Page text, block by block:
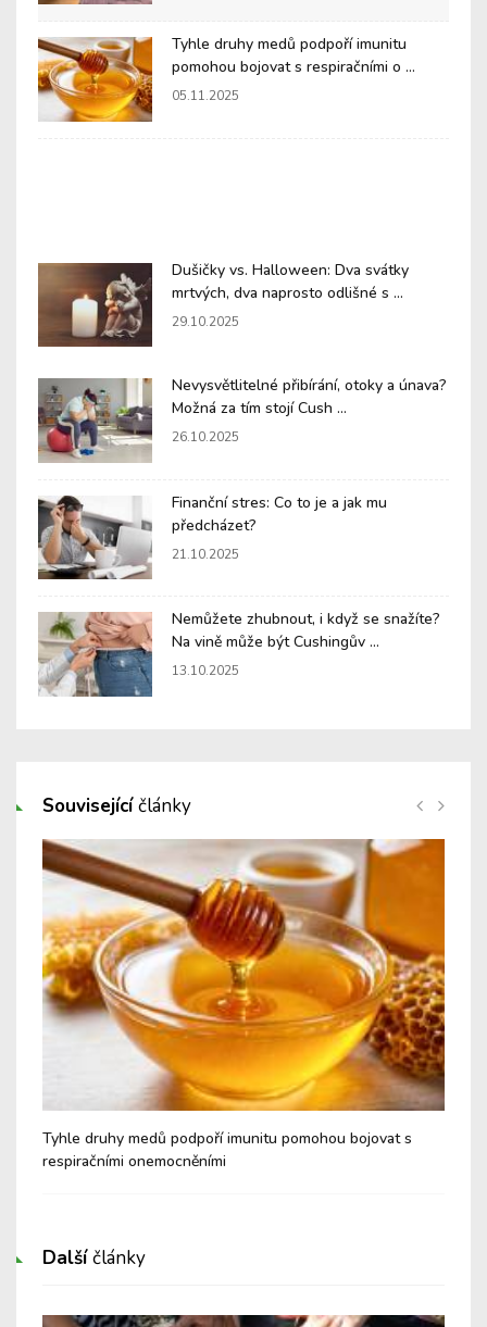
Tyhle druhy medů podpoří imunitu
pomohou bojovat s respiračními o ...
05.11.2025
Dušičky vs. Halloween: Dva svátky
mrtvých, dva naprosto odlišné s ...
29.10.2025
Nevysvětlitelné přibírání, otoky a únava?
Možná za tím stojí Cush ...
26.10.2025
Finanční stres: Co to je a jak mu
předcházet?
21.10.2025
Nemůžete zhubnout, i když se snažíte?
Na vině může být Cushingův ...
13.10.2025
Souvisejícíčlánky
Tyhle druhy medů podpoří imunitu pomohou bojovat s
respiračními onemocněními
Dalšíčlánky